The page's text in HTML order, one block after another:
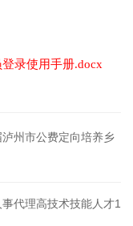
录使用手册.docx
州市公费定向培养乡
代理高技术技能人才1